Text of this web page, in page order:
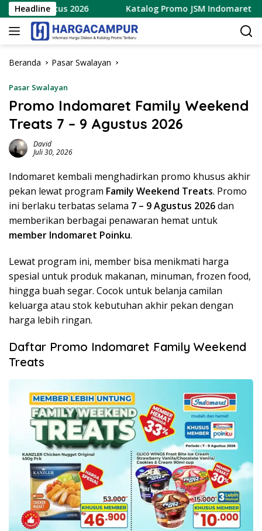
Langsung
ke
konten
Headline
Agustus 2026 Katalog Promo JSM Indomaret
Beranda Pasar Swalayan
Pasar Swalayan
Promo Indomaret Family Weekend
Treats 7 – 9 Agustus 2026
David
Juli 30, 2026
Indomaret kembali menghadirkan promo khusus akhir
pekan lewat program Family Weekend Treats. Promo
ini berlaku terbatas selama 7 – 9 Agustus 2026dan
memberikan berbagai penawaran hemat untuk
member Indomaret Poinku.
Lewat program ini, member bisa menikmati harga
spesial untuk produk makanan, minuman, frozen food,
hingga buah segar. Cocok untuk belanja camilan
keluarga atau stok kebutuhan akhir pekan dengan
harga lebih ringan.
Daftar Promo Indomaret Family Weekend
Treats